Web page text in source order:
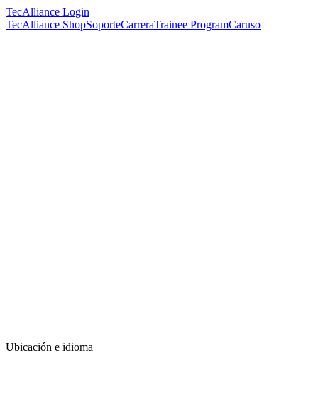
TecAlliance Login
TecAlliance ShopSoporteCarreraTrainee ProgramCaruso
Ubicación e idioma